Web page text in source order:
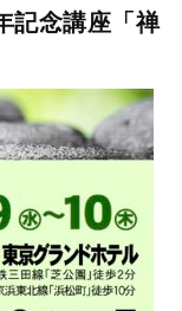
記念講座「禅